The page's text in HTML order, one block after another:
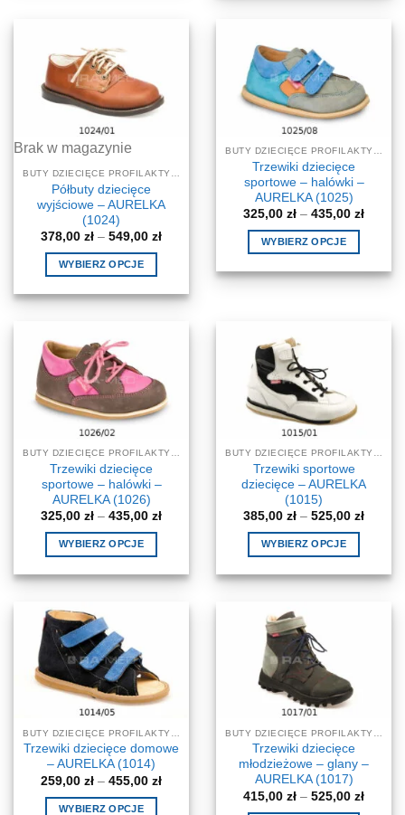
Opcje
można
wybrać
na
stronie
produktu
wariantów.
Opcje
można
wybrać
na
stronie
produktu
Brak w magazynie
Półbuty dziecięce
wyjściowe – AURELKA
(1024)
378,00 zł – 549,00 złZakres
549,00 zł
WYBIERZ OPCJE
produkt
wiele
wariantów.
Opcje
można
wybrać
na
stronie
produktu
Trzewiki dziecięce
sportowe – halówki –
AURELKA (1025)
325,00 zł – 435,00 złZakres
435,00
WYBIERZ OPCJE
produkt
można
wybrać
na
stronie
produktu
BUTY DZIECIĘCE PROFILAKTYCZNE-KOREKCYJNE
Trzewiki dziecięce
sportowe – halówki –
AURELKA (1026)
325,00 zł – 435,00 złZakres
435,00 zł
WYBIERZ OPCJE
produkt
wiele
wariantów.
Opcje
można
wybrać
na
stronie
produktu
BUTY DZIECIĘCE PROFILAKTYCZNE-KOREKCYJNE
Trzewiki sportowe
dziecięce – AURELKA
(1015)
385,00 zł – 525,00 złZakres
525,00
WYBIERZ OPCJE
produkt
wiele
wariantów.
Opcje
można
wybrać
na
stronie
produktu
Trzewiki dziecięce domowe
– AURELKA (1014)
259,00 zł – 455,00 złZakres
WYBIERZ OPCJE
Trzewiki dziecięce
młodzieżowe – glany –
AURELKA (1017)
415,00 zł – 525,00 złZakres